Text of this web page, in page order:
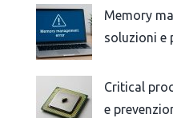
Memory
soluzioni e
Critical
e